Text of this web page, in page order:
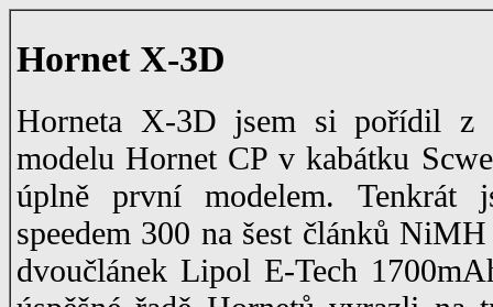
Hornet X-3D
Horneta X-3D jsem si pořídil z
modelu Hornet CP v kabátku
úplně první modelem. Tenkrát
speedem 300 na šest článků
dvoučlánek Lipol E-Tech